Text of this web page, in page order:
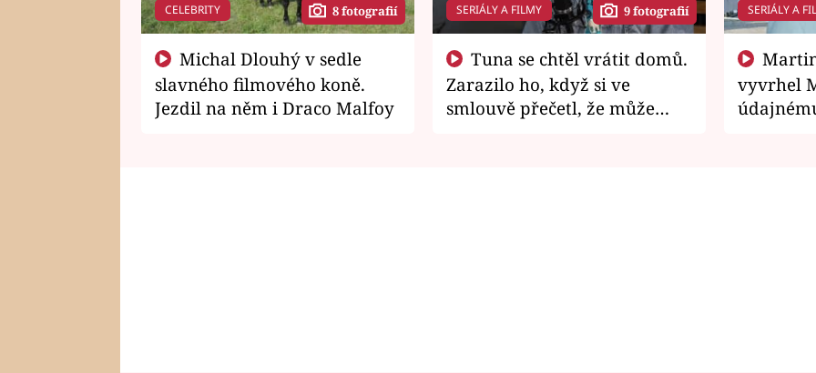
CELEBRITY 8 fotografií
slavného filmového koně.
Jezdil na něm i Draco Malfoy
SERIÁLY A FILMY 9 fotografií
Zarazilo ho, když si ve
smlouvě přečetl, že může
SERIÁLY A
vyvrhel